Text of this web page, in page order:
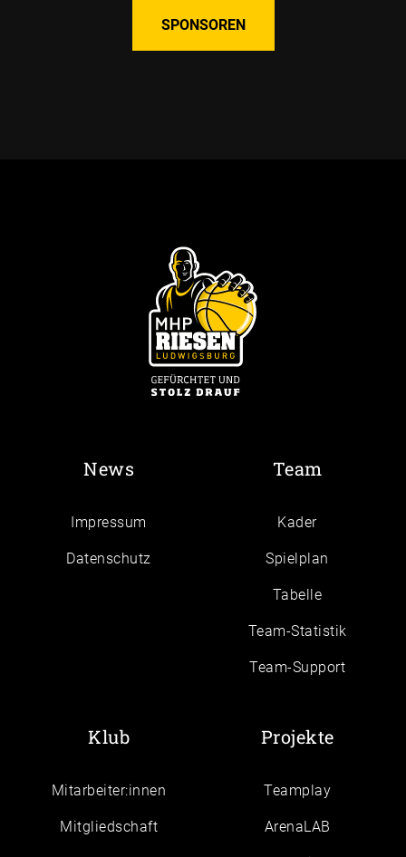
SPONSOREN
News
Impressum
Daten­schutz
Team
Kader
Spielplan
Tabelle
Team-Statistik
Team-Support
Klub
Mitarbeiter:innen
Mitgliedschaft
Projekte
Teamplay
ArenaLAB